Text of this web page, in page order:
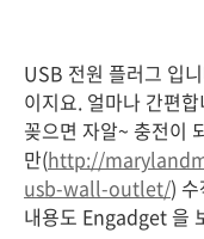
USB 전원 플러그 입
이지요. 얼마나 간편
꽂으면 자알~ 충전이
만(http://
usb-wall-outlet/)
내용도 Engadget 을